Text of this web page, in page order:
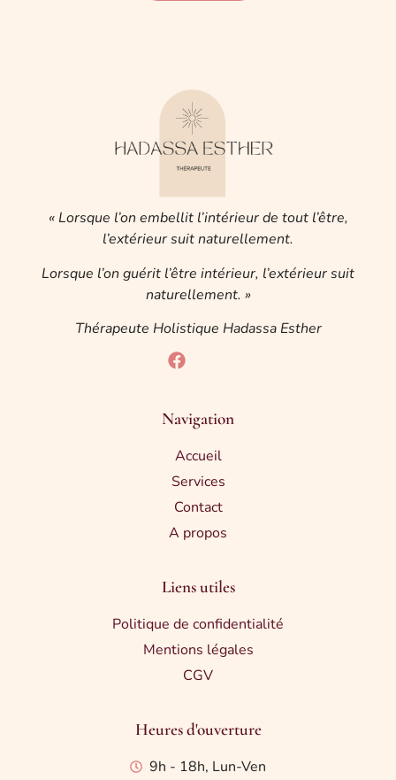
« Lorsque l’on embellit l’intérieur de tout l’être,
l’extérieur suit naturellement.
Lorsque l’on guérit l’être intérieur, l’extérieur suit
naturellement. »
Thérapeute Holistique Hadassa Esther
Navigation
Accueil
Services
Contact
A propos
Liens utiles
Politique de confidentialité
Mentions légales
CGV
Heures d'ouverture
9h - 18h, Lun-Ven